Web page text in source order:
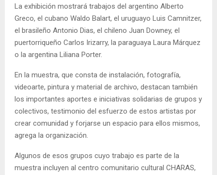
La exhibición mostrará trabajos del argentino Alberto
Greco, el cubano Waldo Balart, el uruguayo Luis Camnitzer,
el brasileño Antonio Dias, el chileno Juan Downey, el
puertorriqueño Carlos Irizarry, la paraguaya Laura Márquez
o la argentina Liliana Porter.
En la muestra, que consta de instalación, fotografía,
videoarte, pintura y material de archivo, destacan también
los importantes aportes e iniciativas solidarias de grupos y
colectivos, testimonio del esfuerzo de estos artistas por
crear comunidad y forjarse un espacio para ellos mismos,
agrega la organización.
Algunos de esos grupos cuyo trabajo es parte de la
muestra incluyen al centro comunitario cultural CHARAS,